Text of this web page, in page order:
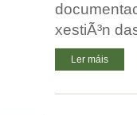
xestiÃ³n
Ler máis